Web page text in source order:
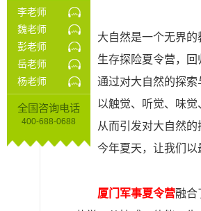
大自然是一个无界
生存探险夏令营，
通过对大自然的探索
以触觉、听觉、味
从而引发对大自然
今年夏天，让我们
厦门军事夏令营融合
李老师
魏老师
彭老师
岳老师
杨老师
全国咨询电话
400-688-0688